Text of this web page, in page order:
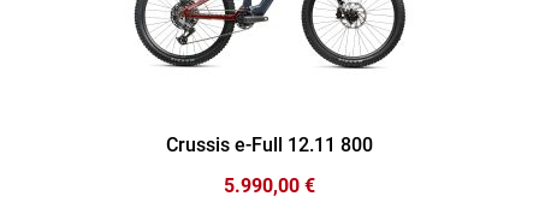
Crussis e-Full 12.11 800
5.990,00 €